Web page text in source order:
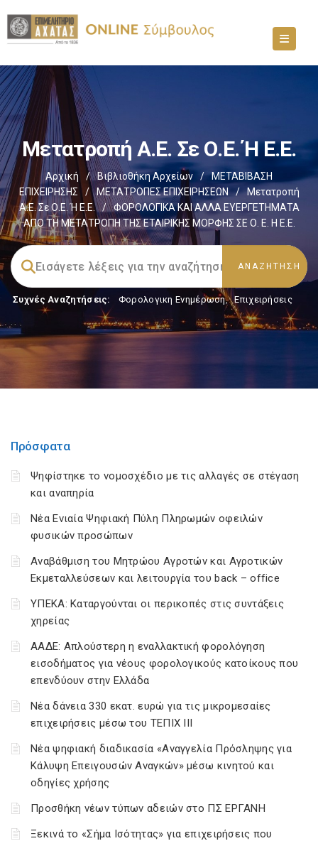
Μετατροπή Α.Ε. Σε Ο.Ε. Ή Ε.Ε.
Αρχική / Βιβλιοθήκη Αρχείων /
ΜΕΤΑΒΙΒΑΣΗ
ΕΠΙΧΕIΡΗΣΗΣ
/ ΜΕΤΑΤΡΟΠΕΣ ΕΠΙΧΕΙΡΗΣΕΩΝ /
Μετατροπή
Α.Ε. Σε Ο.Ε. Ή Ε.Ε.
/
ΦΟΡΟΛΟΓΙΚΑ ΚΑΙ ΑΛΛΑ ΕΥΕΡΓΕΤΗΜΑΤΑ
ΑΠΟ ΤΗ ΜΕΤΑΤΡΟΠΗ ΤΗΣ ΕΤΑΙΡΙΚΗΣ ΜΟΡΦΗΣ ΣΕ Ο. Ε. Η Ε.Ε.
Συχνές Αναζητήσεις: Φορολογικη Ενημέρωση, Επιχειρήσεις
Πρόσφατα
Ψηφίστηκε το νομοσχέδιο με τις αλλαγές σε στέγαση
και αναπηρία
Νέα Ενιαία Ψηφιακή Πύλη Πληρωμών οφειλών
φυσικών προσώπων
Αναβάθμιση του Μητρώου Αγροτών και Αγροτικών
Εκμεταλλεύσεων και λειτουργία του back – office
ΥΠΕΚΑ: Καταργούνται οι περικοπές στις συντάξεις
χηρείας
ΑΑΔΕ: Απλούστερη η εναλλακτική φορολόγηση
εισοδήματος για νέους φορολογικούς κατοίκους που
επενδύουν στην Ελλάδα
Νέα δάνεια 330 εκατ. ευρώ για τις μικρομεσαίες
επιχειρήσεις μέσω του ΤΕΠΙΧ ΙΙΙ
Νέα ψηφιακή διαδικασία «Αναγγελία Πρόσληψης για
Κάλυψη Επειγουσών Αναγκών» μέσω κινητού και
οδηγίες χρήσης
Προσθήκη νέων τύπων αδειών στο ΠΣ ΕΡΓΑΝΗ
Ξεκινά το «Σήμα Ισότητας» για επιχειρήσεις που